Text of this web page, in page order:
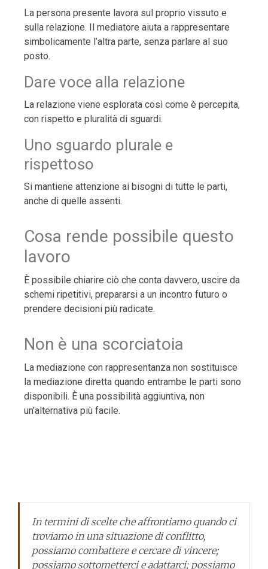
La persona presente lavora sul proprio vissuto e
sulla relazione. Il mediatore aiuta a rappresentare
simbolicamente l’altra parte, senza parlare al suo
posto.
Dare voce alla relazione
La relazione viene esplorata così come è percepita,
con rispetto e pluralità di sguardi.
Uno sguardo plurale e
rispettoso
Si mantiene attenzione ai bisogni di tutte le parti,
anche di quelle assenti.
Cosa rende possibile questo
lavoro
È possibile chiarire ciò che conta davvero, uscire da
schemi ripetitivi, prepararsi a un incontro futuro o
prendere decisioni più radicate.
Non è una scorciatoia
La mediazione con rappresentanza non sostituisce
la mediazione diretta quando entrambe le parti sono
disponibili. È una possibilità aggiuntiva, non
un’alternativa più facile.
In termini di scelte che affrontiamo quando ci
troviamo in una situazione di conflitto,
possiamo combattere e cercare di vincere;
possiamo sottometterci e adattarci; possiamo